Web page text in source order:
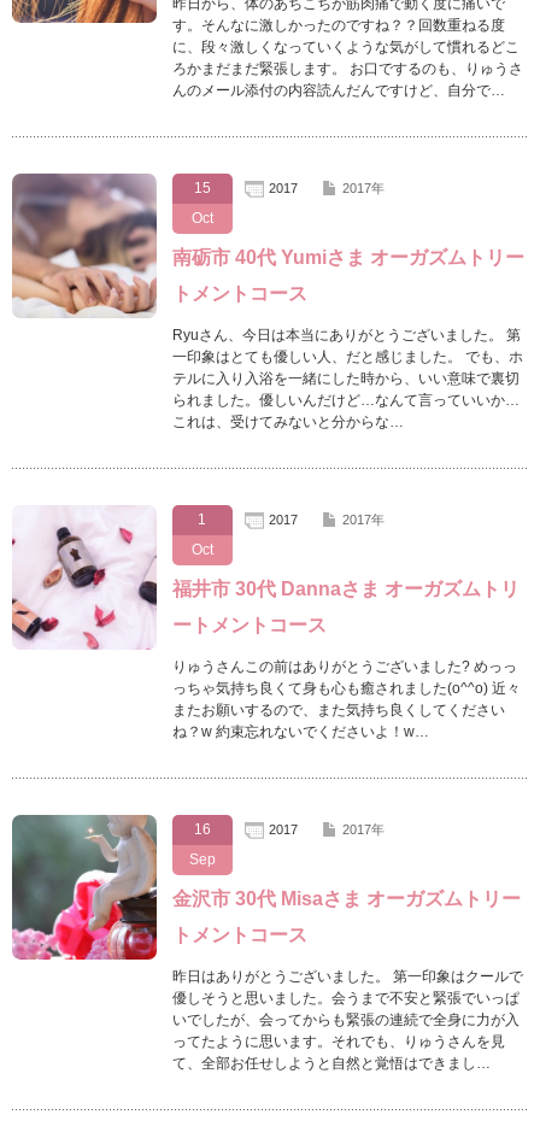
昨日から、体のあちこちが筋肉痛で動く度に痛いで
す。そんなに激しかったのですね？？回数重ねる度
に、段々激しくなっていくような気がして慣れるどこ
ろかまだまだ緊張します。 お口でするのも、りゅうさ
んのメール添付の内容読んだんですけど、自分で…
15
Oct
2017 2017年
南砺市 40代 Yumiさま オーガズムトリー
トメントコース
Ryuさん、今日は本当にありがとうございました。 第
一印象はとても優しい人、だと感じました。 でも、ホ
テルに入り入浴を一緒にした時から、いい意味で裏切
られました。優しいんだけど…なんて言っていいか…
これは、受けてみないと分からな…
1
Oct
2017 2017年
福井市 30代 Dannaさま オーガズムトリ
ートメントコース
りゅうさんこの前はありがとうございました? めっっ
っちゃ気持ち良くて身も心も癒されました(o^^o) 近々
またお願いするので、また気持ち良くしてください
ね？w 約束忘れないでくださいよ！w…
16
Sep
2017 2017年
金沢市 30代 Misaさま オーガズムトリー
トメントコース
昨日はありがとうございました。 第一印象はクールで
優しそうと思いました。会うまで不安と緊張でいっぱ
いでしたが、会ってからも緊張の連続で全身に力が入
ってたように思います。それでも、りゅうさんを見
て、全部お任せしようと自然と覚悟はできまし…